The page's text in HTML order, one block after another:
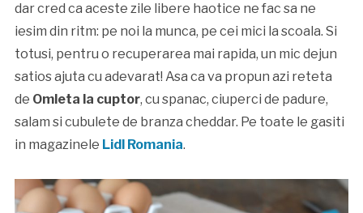
dar cred ca aceste zile libere haotice ne fac sa ne
iesim din ritm: pe noi la munca, pe cei mici la scoala. Si
totusi, pentru o recuperarea mai rapida, un mic dejun
satios ajuta cu adevarat! Asa ca va propun azi reteta
de Omleta la cuptor, cu spanac, ciuperci de padure,
salam si cubulete de branza cheddar. Pe toate le gasiti
in magazinele Lidl Romania.